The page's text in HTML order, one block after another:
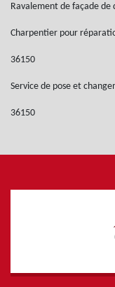
Ravalement de façade de
Charpentier pour
36150
Service de pose et
36150